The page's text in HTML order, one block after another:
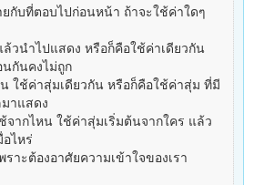
กับที่ตอบไปก่อนหน้า ถ้าจะใช้ค่าใดๆ
ล้วนำไปแสดง หรือก็คือใช้ค่าเดียวกัน
นกันคงไม่ถูก
ใช้ค่าสุ่มเดียวกัน หรือก็คือใช้ค่าสุ่ม ที่มี
าแสดง
จากไหน ใช้ค่าสุ่มเริ่มต้นจากใคร แล้ว
ไหร่
าะต้องอาศัยความเข้าใจของเรา